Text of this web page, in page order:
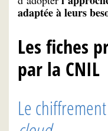
adaptée à leurs
Les fiches
par la CNIL
Le